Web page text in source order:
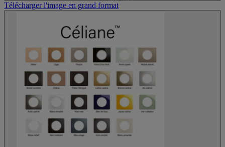
Télécharger l'image en grand format